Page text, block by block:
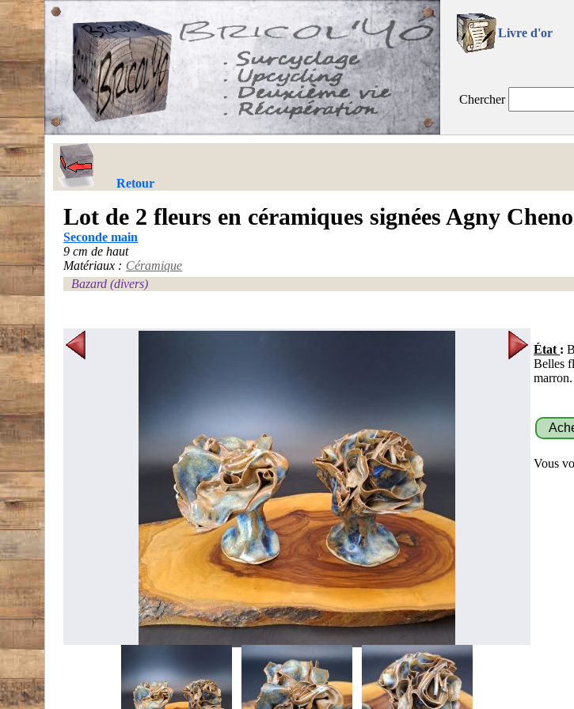
Livre d'or
Chercher
Retour
Lot de 2 fleurs en céramiques signées Agny
Seconde main
9 cm de haut
Matériaux : Céramique
Bazard (divers)
État :
Belles
marron.
Vous